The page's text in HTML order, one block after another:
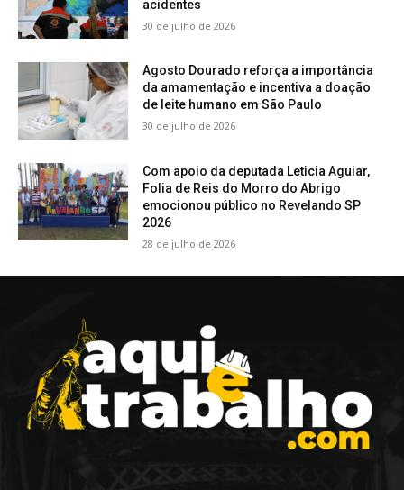
acidentes
30 de julho de 2026
Agosto Dourado reforça a importância
da amamentação e incentiva a doação
de leite humano em São Paulo
30 de julho de 2026
Com apoio da deputada Leticia Aguiar,
Folia de Reis do Morro do Abrigo
emocionou público no Revelando SP
2026
28 de julho de 2026